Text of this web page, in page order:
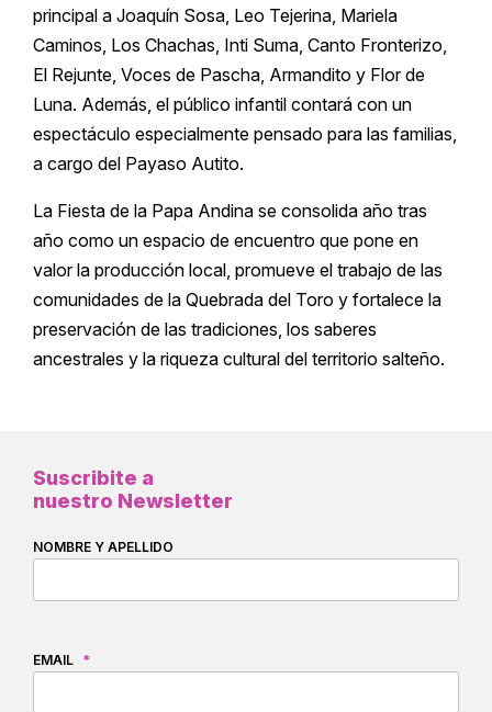
principal a Joaquín Sosa, Leo Tejerina, Mariela
Caminos, Los Chachas, Inti Suma, Canto Fronterizo,
El Rejunte, Voces de Pascha, Armandito y Flor de
Luna. Además, el público infantil contará con un
espectáculo especialmente pensado para las familias,
a cargo del Payaso Autito.
La Fiesta de la Papa Andina se consolida año tras
año como un espacio de encuentro que pone en
valor la producción local, promueve el trabajo de las
comunidades de la Quebrada del Toro y fortalece la
preservación de las tradiciones, los saberes
ancestrales y la riqueza cultural del territorio salteño.
Suscribite a
nuestro Newsletter
NOMBRE Y APELLIDO
EMAIL *